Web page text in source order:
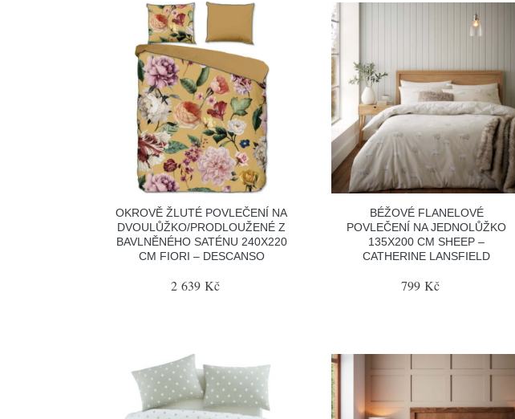
OKROVĚ ŽLUTÉ POVLEČENÍ NA
DVOULŮŽKO/PRODLOUŽENÉ Z
BAVLNĚNÉHO SATÉNU 240X220
CM FIORI – DESCANSO
2 639 Kč
BÉŽOVÉ FLANELOVÉ
POVLEČENÍ NA JEDNOLŮŽKO
135X200 CM SHEEP –
CATHERINE LANSFIELD
799 Kč